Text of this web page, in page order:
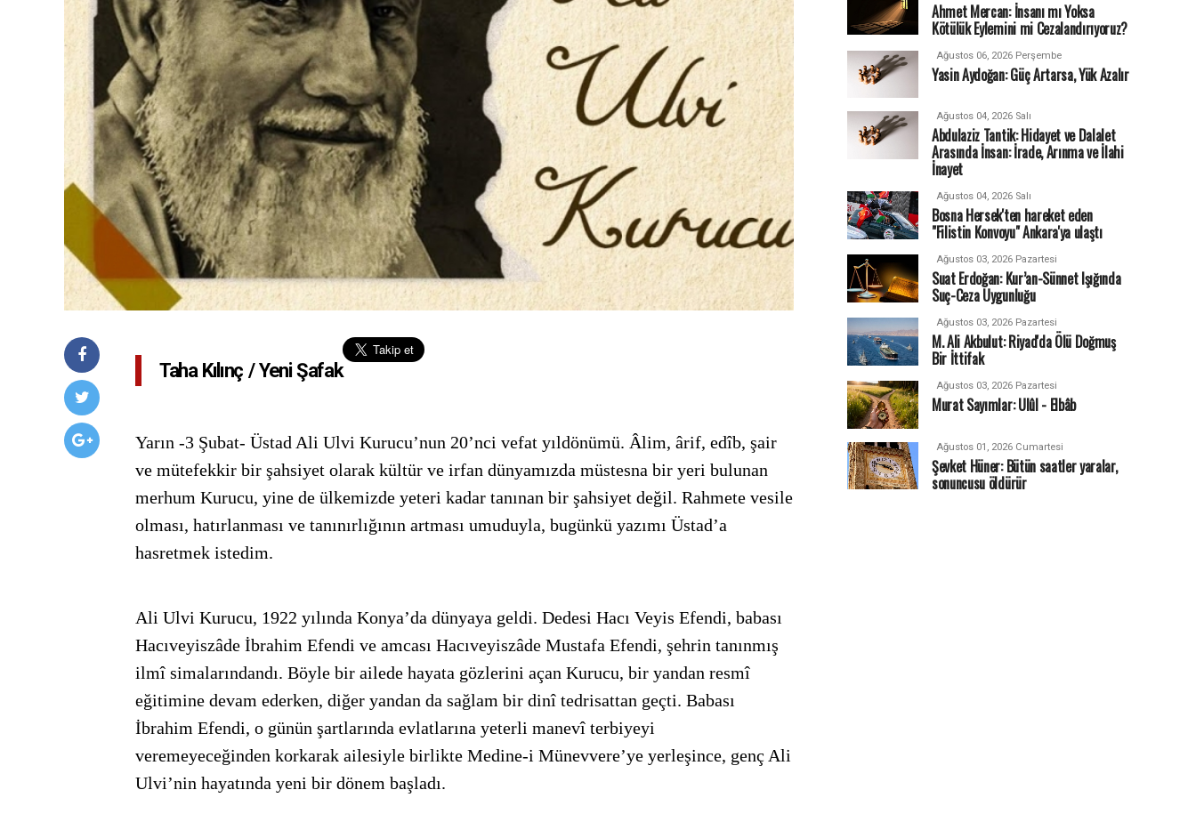
Taha Kılınç / Yeni Şafak
Yarın -3 Şubat- Üstad Ali Ulvi Kurucu’nun 20’nci vefat yıldönümü. Âlim, ârif, edîb, şair
ve mütefekkir bir şahsiyet olarak kültür ve irfan dünyamızda müstesna bir yeri bulunan
merhum Kurucu, yine de ülkemizde yeteri kadar tanınan bir şahsiyet değil. Rahmete vesile
olması, hatırlanması ve tanınırlığının artması umuduyla, bugünkü yazımı Üstad’a
hasretmek istedim.
Ali Ulvi Kurucu, 1922 yılında Konya’da dünyaya geldi. Dedesi Hacı Veyis Efendi, babası
Hacıveyiszâde İbrahim Efendi ve amcası Hacıveyiszâde Mustafa Efendi, şehrin tanınmış
ilmî simalarındandı. Böyle bir ailede hayata gözlerini açan Kurucu, bir yandan resmî
eğitimine devam ederken, diğer yandan da sağlam bir dinî tedrisattan geçti. Babası
İbrahim Efendi, o günün şartlarında evlatlarına yeterli manevî terbiyeyi
veremeyeceğinden korkarak ailesiyle birlikte Medine-i Münevvere’ye yerleşince, genç Ali
Ulvi’nin hayatında yeni bir dönem başladı.
Ahmet Mercan: İnsanı mı Yoksa
Kötülük Eylemini mi Cezalandırıyoruz?
Ağustos 06, 2026 Perşembe
Yasin Aydoğan: Güç Artarsa, Yük Azalır
Ağustos 04, 2026 Salı
Abdulaziz Tantik: Hidayet ve Dalalet
Arasında İnsan: İrade, Arınma ve İlahi
İnayet
Ağustos 04, 2026 Salı
Bosna Hersek'ten hareket eden
"Filistin Konvoyu" Ankara'ya ulaştı
Ağustos 03, 2026 Pazartesi
Suat Erdoğan: Kur’an-Sünnet Işığında
Suç-Ceza Uygunluğu
Ağustos 03, 2026 Pazartesi
M. Ali Akbulut: Riyad'da Ölü Doğmuş
Bir İttifak
Ağustos 03, 2026 Pazartesi
Murat Sayımlar: Ulûl - Elbâb
Ağustos 01, 2026 Cumartesi
Şevket Hüner: Bütün saatler yaralar,
sonuncusu öldürür